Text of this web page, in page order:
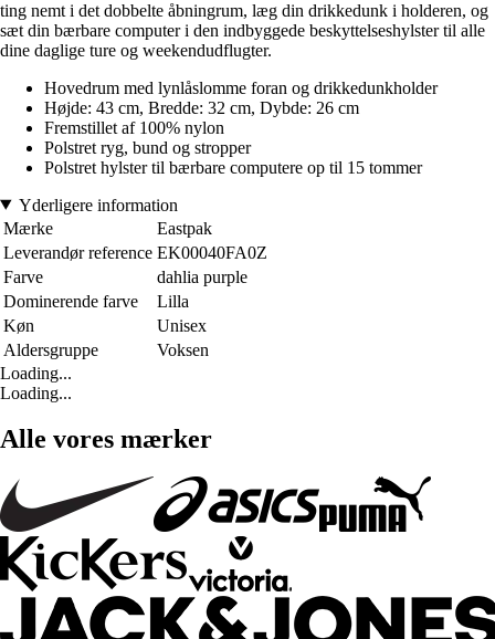
ting nemt i det dobbelte åbningrum, læg din drikkedunk i holderen, og
sæt din bærbare computer i den indbyggede beskyttelseshylster til alle
dine daglige ture og weekendudflugter.
Hovedrum med lynlåslomme foran og drikkedunkholder
Højde: 43 cm, Bredde: 32 cm, Dybde: 26 cm
Fremstillet af 100% nylon
Polstret ryg, bund og stropper
Polstret hylster til bærbare computere op til 15 tommer
Yderligere information
Mærke
Eastpak
Leverandør reference EK00040FA0Z
Farve
dahlia purple
Dominerende farve
Lilla
Køn
Unisex
Aldersgruppe
Voksen
Loading...
Loading...
Alle vores mærker